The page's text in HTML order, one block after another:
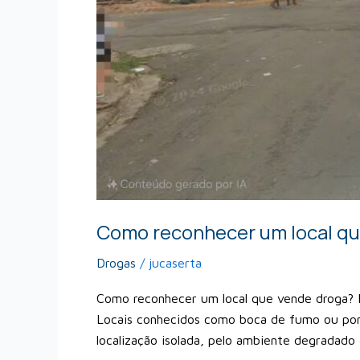
Como reconhecer um local
Drogas / jucaserta
Como reconhecer um local que vende
Locais conhecidos como boca de fumo ou
localização isolada, pelo ambiente